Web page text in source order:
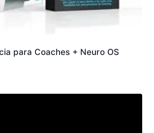
para Coaches + Neuro OS